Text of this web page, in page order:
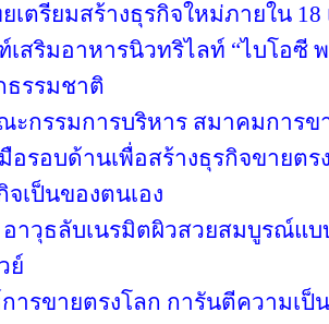
เตรียมสร้างธุรกิจใหม่ภายใน 18
สริมอาหารนิวทริไลท์ “ไบโอซี
ธรรมชาติ
ะกรรมการบริหาร สมาคมการ
อรอบด้านเพื่อสร้างธุรกิจขายตร
เป็นของตนเอง
อาวุธลับเนรมิตผิวสวยสมบูรณ์แบ
ย์
ารขายตรงโลก การันตีความเป็